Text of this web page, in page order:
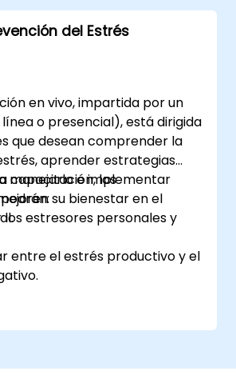
del Estrés
en vivo, impartida por un
o presencial), está dirigida
que desean comprender la
aprender estrategias
manejarlo e implementar
su bienestar en el
capacitación, los
estresores personales y
entre el estrés productivo y el
resiliencia mediante ejercicios